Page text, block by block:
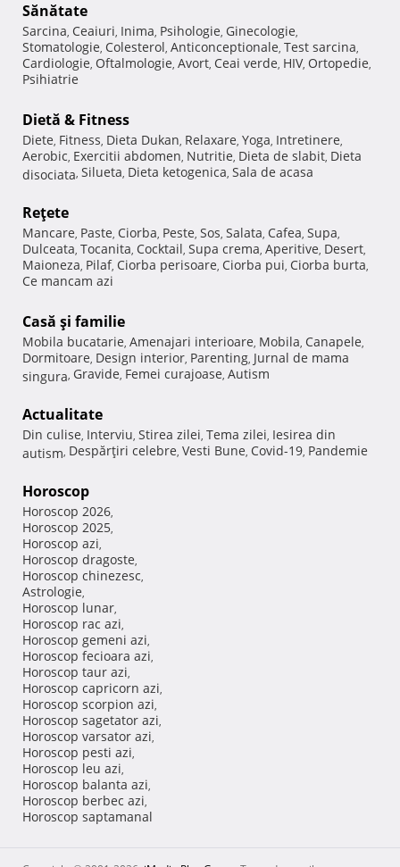
Sănătate
Sarcina, Ceaiuri, Inima, Psihologie, Ginecologie,
Stomatologie, Colesterol, Anticonceptionale, Test sarcina,
Cardiologie, Oftalmologie, Avort, Ceai verde, HIV, Ortopedie,
Psihiatrie
Dietă & Fitness
Diete, Fitness, Dieta Dukan, Relaxare, Yoga, Intretinere,
Aerobic, Exercitii abdomen, Nutritie, Dieta de slabit, Dieta
disociata, Silueta, Dieta ketogenica, Sala de acasa
Reţete
Mancare, Paste, Ciorba, Peste, Sos, Salata, Cafea, Supa,
Dulceata, Tocanita, Cocktail, Supa crema, Aperitive, Desert,
Maioneza, Pilaf, Ciorba perisoare, Ciorba pui, Ciorba burta,
Ce mancam azi
Casă şi familie
Mobila bucatarie, Amenajari interioare, Mobila, Canapele,
Dormitoare, Design interior, Parenting, Jurnal de mama
singura, Gravide, Femei curajoase, Autism
Actualitate
Din culise, Interviu, Stirea zilei, Tema zilei, Iesirea din
autism, Despărţiri celebre, Vesti Bune, Covid-19, Pandemie
Horoscop
Horoscop 2026,
Horoscop 2025,
Horoscop azi,
Horoscop dragoste,
Horoscop chinezesc,
Astrologie,
Horoscop lunar,
Horoscop rac azi,
Horoscop gemeni azi,
Horoscop fecioara azi,
Horoscop taur azi,
Horoscop capricorn azi,
Horoscop scorpion azi,
Horoscop sagetator azi,
Horoscop varsator azi,
Horoscop pesti azi,
Horoscop leu azi,
Horoscop balanta azi,
Horoscop berbec azi,
Horoscop saptamanal